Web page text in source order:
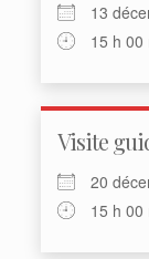
13
15 h 00
Visite
20
15 h 00